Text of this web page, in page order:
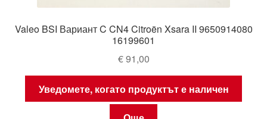
Valeo BSI Вариант C CN4 Citroën Xsara II 9650914080
16199601
€91,00
Уведомете, когато продуктът е наличен